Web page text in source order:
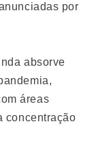
por
absorve
áreas
concentração